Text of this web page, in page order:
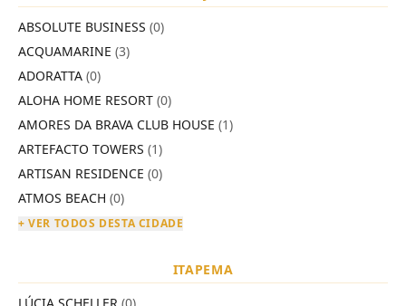
ABSOLUTE BUSINESS (0)
ACQUAMARINE (3)
ADORATTA (0)
ALOHA HOME RESORT (0)
AMORES DA BRAVA CLUB HOUSE (1)
ARTEFACTO TOWERS (1)
ARTISAN RESIDENCE (0)
ATMOS BEACH (0)
+ VER TODOS DESTA CIDADE
ITAPEMA